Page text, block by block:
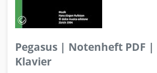
Pegasus | Notenheft PDF
Klavier